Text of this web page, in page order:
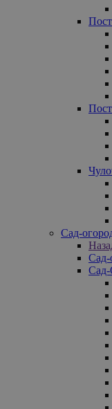
Сад-
Сад-
Сад-